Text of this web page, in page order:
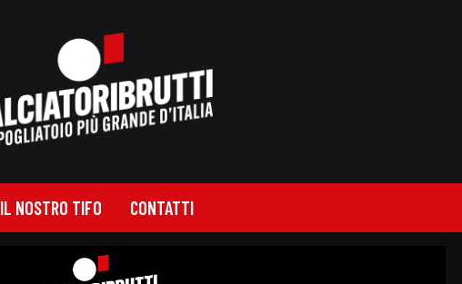
IL NOSTRO TIFO CONTATTI